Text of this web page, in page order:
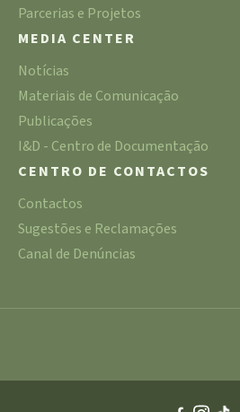
Parcerias e Projetos
MEDIA CENTER
Notícias
Materiais de Comunicação
Publicações
I&D - Centro de Documentação
CENTRO DE CONTACTOS
Contactos
Sugestões e Reclamações
Canal de Denúncias